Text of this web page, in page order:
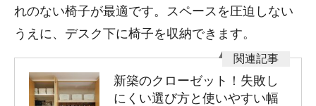
れのない椅子が最適です。スペースを圧迫しない
うえに、デスク下に椅子を収納できます。
新築のクローゼット！失敗し
にくい選び方と使いやすい幅